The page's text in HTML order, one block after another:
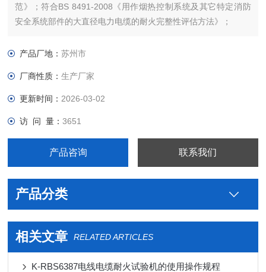
范》；符合BS 8491-2008《用作烟热控制系统及其它特定消防
安全系统部件的大直径电力电缆的耐火完整性评估方法》；
产品厂地：苏州市
厂商性质：生产厂家
更新时间： 2026-03-02
访 问 量：3651
产品咨询 联系我们
产品分类
相关文章 RELATED ARTICLES
K-RBS6387电线电缆耐火试验机的使用操作规程